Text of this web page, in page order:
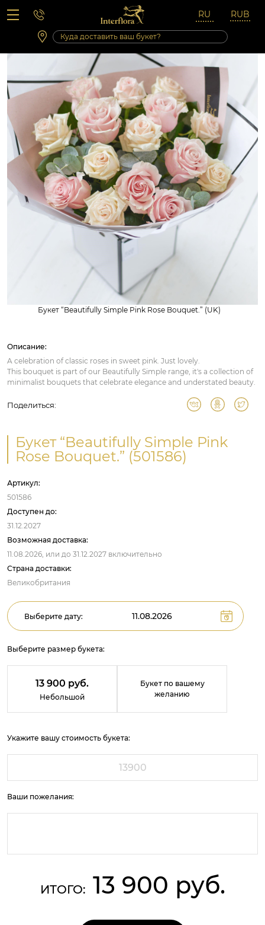
Вопросы-ответы
Сб 10:00 ‐ 14:00
Выходные и праздничные дни
Букет “Beautifully Simple Pink Rose Bouquet.” (UK)
Описание:
A celebration of classic roses in sweet pink. Just lovely.
This bouquet is part of our Beautifully Simple range, it's a collection of
minimalist bouquets that celebrate elegance and understated beauty.
Поделиться:
Букет “Beautifully Simple Pink
Rose Bouquet.” (501586)
Артикул:
501586
Доступен до:
31.12.2027
Возможная доставка:
11.08.2026, или до 31.12.2027 включительно
Страна доставки:
Великобритания
Выберите дату:
Выберите размер букета:
13 900 руб.
Небольшой
Букет по вашему
желанию
Укажите вашу стоимость букета:
Ваши пожелания:
ИТОГО: 13 900 руб.